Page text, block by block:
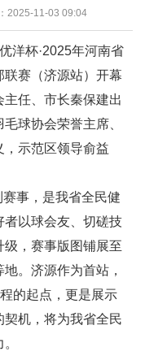
2025-11-03 09:04
洋杯·2025年河南省
赛（济源站）开幕
任、市长秦保建出
球协会荣誉主席、
示范区领导俞益
赛事，是我省全民健
者以球会友、切磋技
，赛事版图铺展至
。济源作为首站，
的起点，更是展示
机，将为我省全民